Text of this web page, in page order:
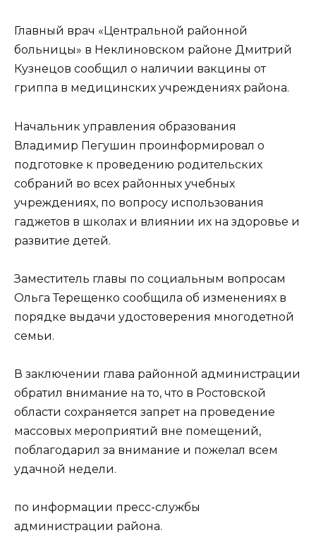
Главный врач «Центральной районной
больницы» в Неклиновском районе Дмитрий
Кузнецов сообщил о наличии вакцины от
гриппа в медицинских учреждениях района.
Начальник управления образования
Владимир Пегушин проинформировал о
подготовке к проведению родительских
собраний во всех районных учебных
учреждениях, по вопросу использования
гаджетов в школах и влиянии их на здоровье и
развитие детей.
Заместитель главы по социальным вопросам
Ольга Терещенко сообщила об изменениях в
порядке выдачи удостоверения многодетной
семьи.
В заключении глава районной администрации
обратил внимание на то, что в Ростовской
области сохраняется запрет на проведение
массовых мероприятий вне помещений,
поблагодарил за внимание и пожелал всем
удачной недели.
по информации пресс-службы
администрации района.